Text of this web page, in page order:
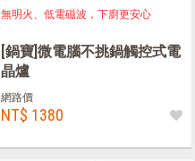
無明火、低電磁波，下廚更安心
[鍋寶]微電腦不挑鍋觸控式電
晶爐
網路價
NT$ 1380